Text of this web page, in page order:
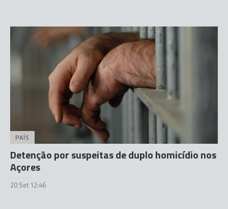
PAÍS
Detenção por suspeitas de duplo homicídio nos
Açores
20 Set 12:46